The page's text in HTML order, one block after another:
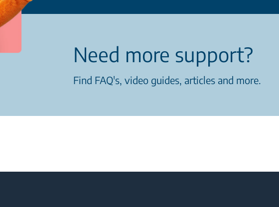
Need more support?
Find FAQ's, video guides, articles and more.